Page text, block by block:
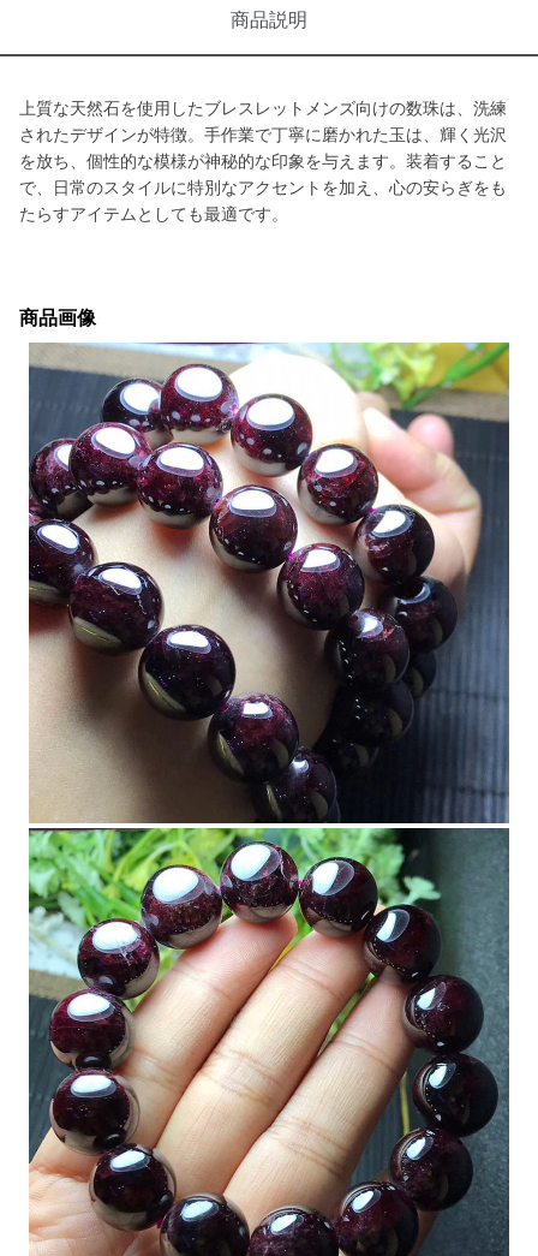
商品説明
上質な天然石を使用したブレスレットメンズ向けの数珠は、洗練
されたデザインが特徴。手作業で丁寧に磨かれた玉は、輝く光沢
を放ち、個性的な模様が神秘的な印象を与えます。装着すること
で、日常のスタイルに特別なアクセントを加え、心の安らぎをも
たらすアイテムとしても最適です。
商品画像